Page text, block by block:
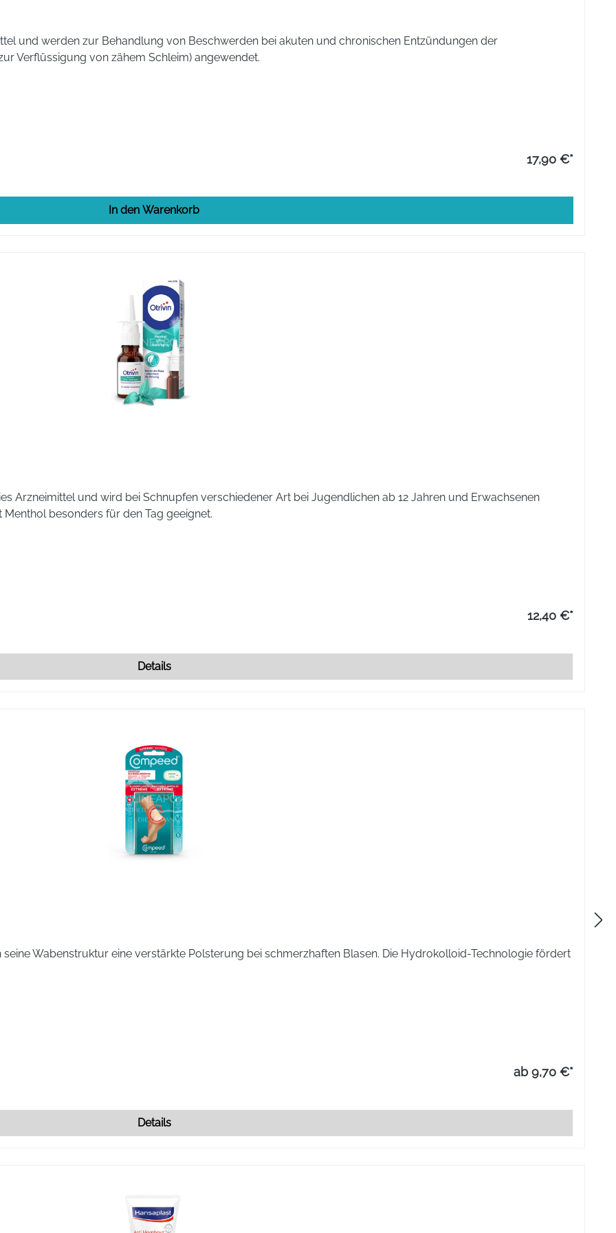
und werden zur Behandlung von Beschwerden bei akuten und chronischen Entzündungen der
Verflüssigung von zähem Schleim) angewendet.
17,90 €*
In den Warenkorb
Arzneimittel und wird bei Schnupfen verschiedener Art bei Jugendlichen ab 12 Jahren und Erwachsenen
besonders für den Tag geeignet.
12,40 €*
Details
Wabenstruktur eine verstärkte Polsterung bei schmerzhaften Blasen. Die Hydrokolloid-Technologie fördert
ab 9,70 €*
Details